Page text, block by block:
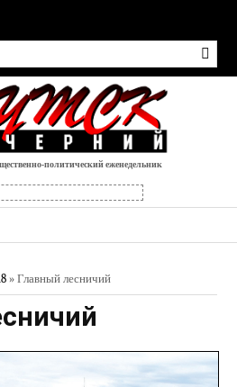
политический еженедельник
» Главный лесничий